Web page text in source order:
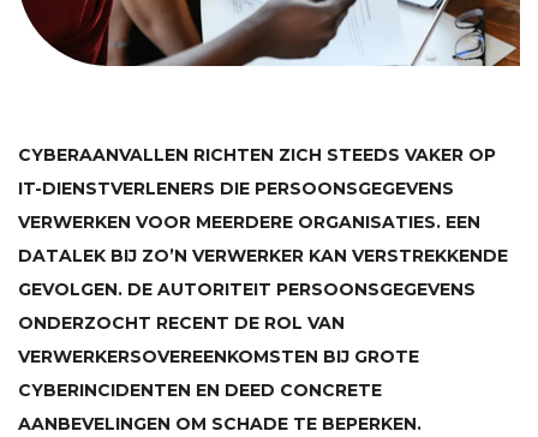
CYBERAANVALLEN RICHTEN ZICH STEEDS VAKER OP
IT-DIENSTVERLENERS DIE PERSOONSGEGEVENS
VERWERKEN VOOR MEERDERE ORGANISATIES. EEN
DATALEK BIJ ZO’N VERWERKER KAN VERSTREKKENDE
GEVOLGEN. DE AUTORITEIT PERSOONSGEGEVENS
ONDERZOCHT RECENT DE ROL VAN
VERWERKERSOVEREENKOMSTEN BIJ GROTE
CYBERINCIDENTEN EN DEED CONCRETE
AANBEVELINGEN OM SCHADE TE BEPERKEN.